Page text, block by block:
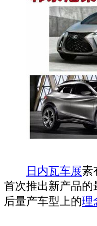
日内瓦车展素
首次推出新产品
后量产车型上的理